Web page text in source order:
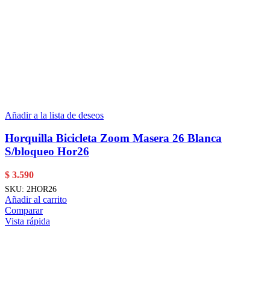
Añadir a la lista de deseos
Horquilla Bicicleta Zoom Masera 26 Blanca
S/bloqueo Hor26
$ 3.590
SKU: 2HOR26
Añadir al carrito
Comparar
Vista rápida